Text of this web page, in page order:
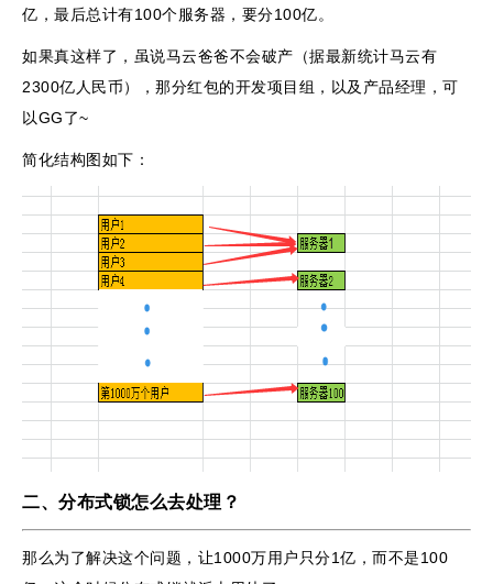
亿，最后总计有100个服务器，要分100亿。
如果真这样了，虽说马云爸爸不会破产（据最新统计马云有
2300亿人民币），那分红包的开发项目组，以及产品经理，可
以GG了~
简化结构图如下：
二、分布式锁怎么去处理？
那么为了解决这个问题，让1000万用户只分1亿，而不是100